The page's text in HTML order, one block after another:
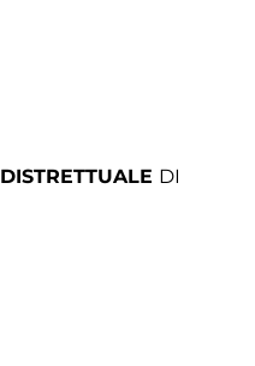
DISTRETTUALE DI